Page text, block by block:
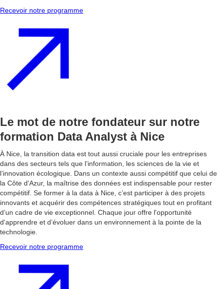
Recevoir notre programme
Le mot de notre fondateur sur notre
formation Data Analyst à Nice
À Nice, la transition data est tout aussi cruciale pour les entreprises
dans des secteurs tels que l’information, les sciences de la vie et
l’innovation écologique. Dans un contexte aussi compétitif que celui de
la Côte d'Azur, la maîtrise des données est indispensable pour rester
compétitif. Se former à la data à Nice, c’est participer à des projets
innovants et acquérir des compétences stratégiques tout en profitant
d’un cadre de vie exceptionnel. Chaque jour offre l'opportunité
d'apprendre et d’évoluer dans un environnement à la pointe de la
technologie.
Recevoir notre programme